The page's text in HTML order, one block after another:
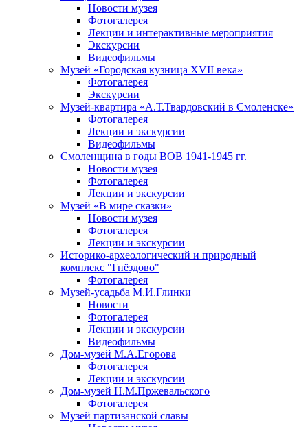
Новости музея
Фотогалерея
Лекции и интерактивные мероприятия
Экскурсии
Видеофильмы
Музей «Городская кузница XVII века»
Фотогалерея
Экскурсии
Музей-квартира «А.Т.Твардовский в Смоленске»
Фотогалерея
Лекции и экскурсии
Видеофильмы
Смоленщина в годы ВОВ 1941-1945 гг.
Новости музея
Фотогалерея
Лекции и экскурсии
Музей «В мире сказки»
Новости музея
Фотогалерея
Лекции и экскурсии
Историко-археологический и природный
комплекс "Гнёздово"
Фотогалерея
Музей-усадьба М.И.Глинки
Новости
Фотогалерея
Лекции и экскурсии
Видеофильмы
Дом-музей М.А.Егорова
Фотогалерея
Лекции и экскурсии
Дом-музей Н.М.Пржевальского
Фотогалерея
Музей партизанской славы